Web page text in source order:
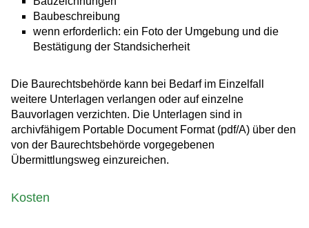
Baubeschreibung
wenn erforderlich: ein Foto der Umgebung und die
Bestätigung der Standsicherheit
Die Baurechtsbehörde kann bei Bedarf im Einzelfall
weitere Unterlagen verlangen oder auf einzelne
Bauvorlagen verzichten. Die Unterlagen sind in
archivfähigem Portable Document Format (pdf/A) über den
von der Baurechtsbehörde vorgegebenen
Übermittlungsweg einzureichen.
Kosten